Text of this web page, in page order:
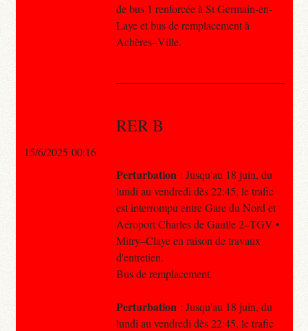
de bus 1 renforcée à St Germain-en-
Laye et bus de remplacement à
Achères–Ville.
RER B
Perturbation : Jusqu'au 18 juin, du
lundi au vendredi dès 22:45, le trafic
est interrompu entre Gare du Nord et
Aéroport Charles de Gaulle 2–TGV •
Mitry–Claye en raison de travaux
d'entretien.
Bus de remplacement.
Perturbation : Jusqu'au 18 juin, du
lundi au vendredi dès 22:45, le trafic
15/6/2025 00:16